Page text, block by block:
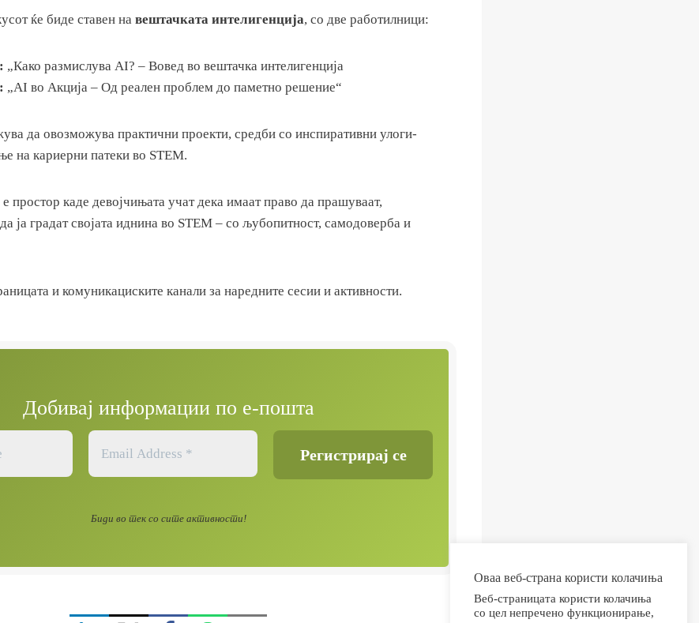
ќе биде ставен на вештачката интелигенција, со две работилници:
„Како размислува AI? – Вовед во вештачка интелигенција
„AI во Акција – Од реален проблем до паметно решение“
да овозможува практични проекти, средби со инспиративни улоги-
на кариерни патеки во STEM.
простор каде девојчињата учат дека имаат право да прашуваат,
ја градат својата иднина во STEM – со љубопитност, самодоверба и
и комуникациските канали за наредните сесии и активности.
Добивај информации по е-пошта
Биди во тек со сите активности!
Оваа веб-страна користи колачиња
Веб-страницата користи колачиња
со цел непречено функционирање,